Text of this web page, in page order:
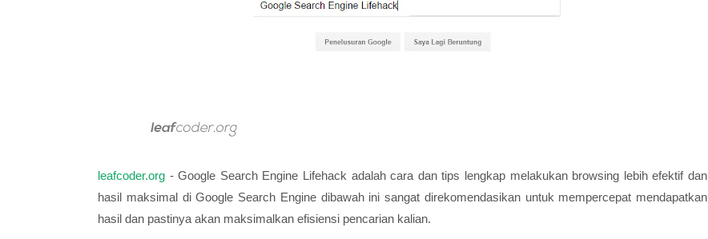
leafcoder.org - Google Search Engine Lifehack adalah cara dan tips lengkap melakukan browsing lebih efektif dan
hasil maksimal di Google Search Engine dibawah ini sangat direkomendasikan untuk mempercepat mendapatkan
hasil dan pastinya akan maksimalkan efisiensi pencarian kalian.